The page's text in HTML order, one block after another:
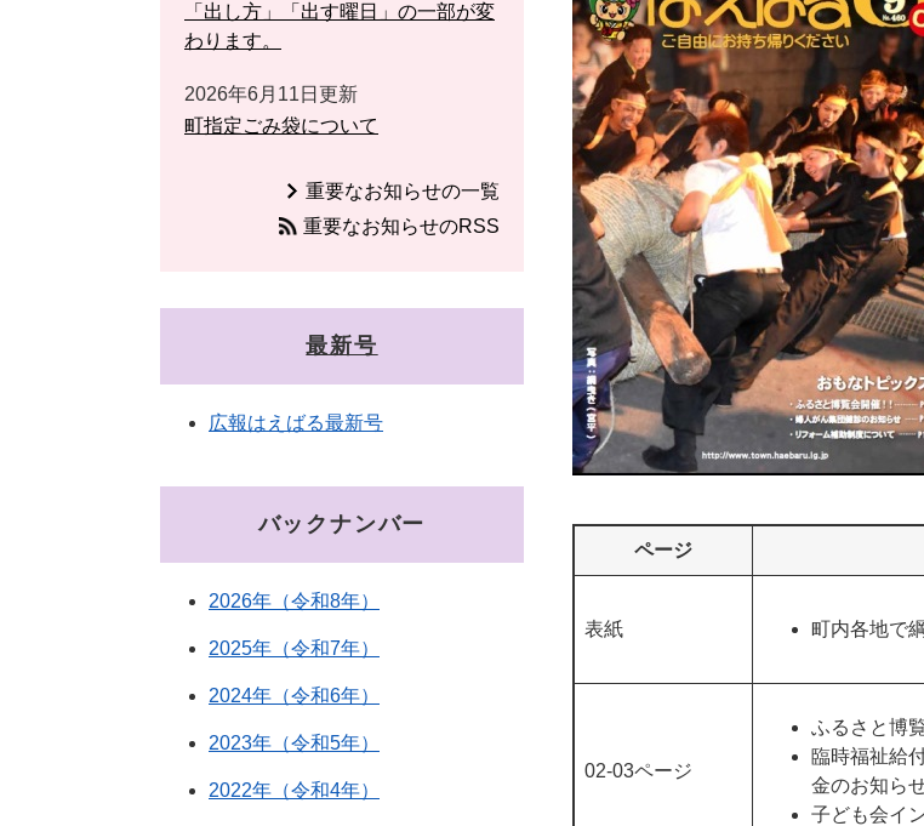
ページ
表紙 町内各地で
02-03ページ
ふるさと博
臨時福祉給
金のお知ら
子ども会イ
「出し方」「出す曜日」の一部が変
わります。
2026年6月11日更新
町指定ごみ袋について
重要なお知らせの一覧
重要なお知らせのRSS
最新号
広報はえばる最新号
バックナンバー
2026年（令和8年）
2025年（令和7年）
2024年（令和6年）
2023年（令和5年）
2022年（令和4年）